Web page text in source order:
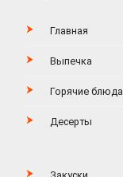
Главная
Выпечка
Горячие блюда
Десерты